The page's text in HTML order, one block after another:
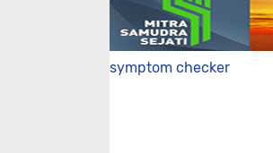
symptom checker